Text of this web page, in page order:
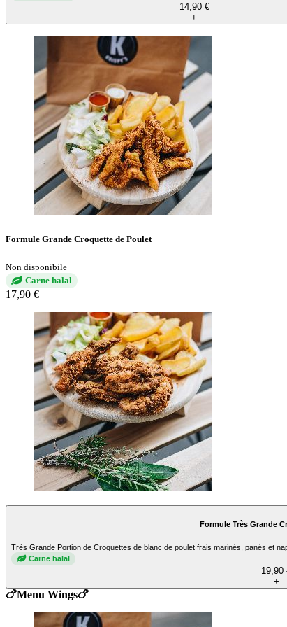
14,90 €
+
Formule Grande Croquette de Poulet
Non disponibile
Carne halal
17,90 €
Formule Très Grande
Très Grande Portion de Croquettes de blanc de poulet frais marinés, panés et
Carne halal
19,90
+
🍗Menu Wings🍗